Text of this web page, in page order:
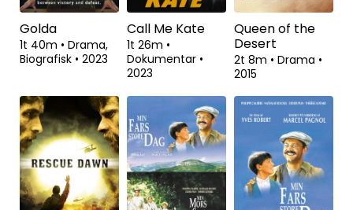
Golda
1t 40m • Drama,
Biografisk • 2023
Call Me Kate
1t 26m •
Dokumentar •
2023
Queen of the
Desert
2t 8m • Drama •
2015